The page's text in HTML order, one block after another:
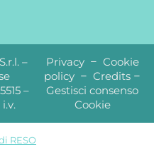
–
–
Privacy– Cookie
policy –Credits –
Gestisci consenso
Cookie
RESO